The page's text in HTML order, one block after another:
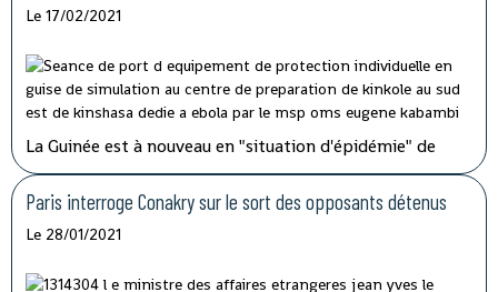
Le 17/02/2021
La Guinée est à nouveau en "situation d'épidémie" de
fièvre hémorragique, après l'apparition ces derniers jours
dans le sud-est du pays de sept cas, dont trois
mortels.L'organisation mondiale de la Santé (OMS) va
face à la résurgence de l'épidémie de fièvre
Paris interroge Conakry sur le sort des opposants détenus
Le 28/01/2021